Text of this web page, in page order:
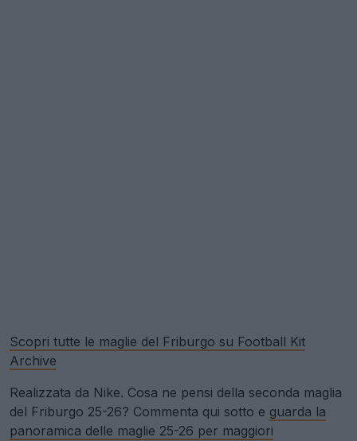
Scopri tutte le maglie del Friburgo su Football Kit
Archive
Realizzata da Nike. Cosa ne pensi della seconda maglia
del Friburgo 25-26? Commenta qui sotto e guarda la
panoramica delle maglie 25-26 per maggiori